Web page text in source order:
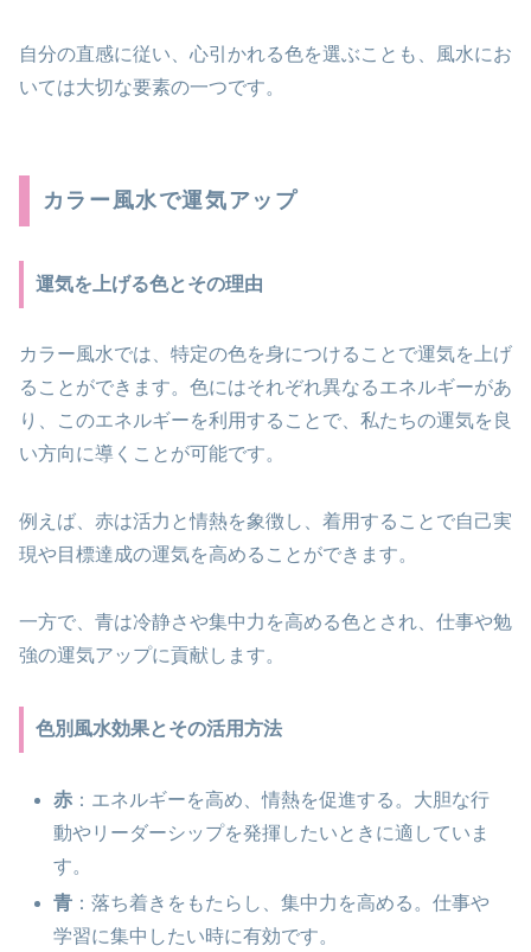
自分の直感に従い、心引かれる色を選ぶことも、風水にお
いては大切な要素の一つです。
カラー風水で運気アップ
運気を上げる色とその理由
カラー風水では、特定の色を身につけることで運気を上げ
ることができます。色にはそれぞれ異なるエネルギーがあ
り、このエネルギーを利用することで、私たちの運気を良
い方向に導くことが可能です。
例えば、赤は活力と情熱を象徴し、着用することで自己実
現や目標達成の運気を高めることができます。
一方で、青は冷静さや集中力を高める色とされ、仕事や勉
強の運気アップに貢献します。
色別風水効果とその活用方法
赤 ：エネルギーを高め、情熱を促進する。大胆な行
動やリーダーシップを発揮したいときに適していま
す。
青 ：落ち着きをもたらし、集中力を高める。仕事や
学習に集中したい時に有効です。